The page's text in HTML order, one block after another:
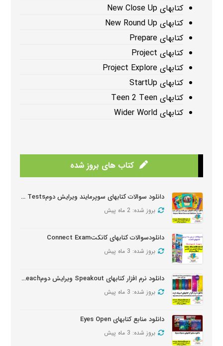
کتابهای New Close Up
کتابهای New Round Up
کتابهای Prepare
کتابهای Project
کتابهای Project Explore
کتابهای StartUp
کتابهای Teen 2 Teen
کتابهای Wider World
کتاب های بروز شده
دانلود سوالات کتابهای سوپرمایند ویرایش دومSuper Mind Tests
بروز شده: 2 ماه پیش
دانلودسوالات کتابهای کانکتConnect Exam
بروز شده: 3 ماه پیش
دانلود نرم افزار کتابهای Speakout ویرایش دومSpeakout Active Teach
بروز شده: 3 ماه پیش
دانلود منابع کتابهای Eyes Open
بروز شده: 3 ماه پیش